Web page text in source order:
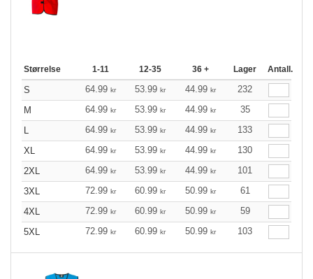
Størrelse 1-11 12-35 36 + Lager Antall.
S 64.99 kr 53.99 kr 44.99 kr
232
M
64.99 kr 53.99 kr 44.99 kr
35
L
64.99 kr 53.99 kr 44.99 kr
133
XL
64.99 kr 53.99 kr 44.99 kr
130
2XL
64.99 kr 53.99 kr 44.99 kr
101
3XL
72.99 kr 60.99 kr 50.99 kr
61
4XL
72.99 kr 60.99 kr 50.99 kr
59
5XL
72.99 kr 60.99 kr 50.99 kr 103